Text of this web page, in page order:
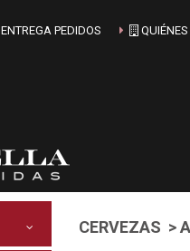
ENTREGA PEDIDOS
CERVEZAS >